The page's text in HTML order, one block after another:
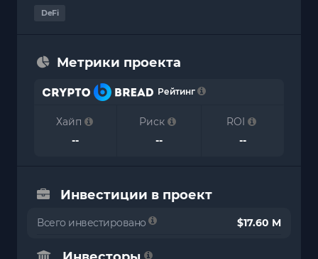
DeFi
Метрики проекта
Рейтинг
Хайп
--
Риск
--
ROI
--
Инвестиции в проект
Всего инвестировано $17.60 M